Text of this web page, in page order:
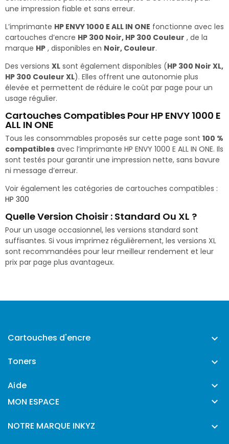
une impression fiable et sans erreur.
L’imprimante HP ENVY 1000 E ALL IN ONE fonctionne avec les
cartouches d’encre HP 300 Noir, HP 300 Couleur , de la
marque HP , disponibles en Noir, Couleur.
Des versions XL sont également disponibles (HP 300 Noir XL,
HP 300 Couleur XL). Elles offrent une autonomie plus
élevée et permettent de réduire le coût par page pour un
usage régulier.
Cartouches Compatibles Pour HP ENVY 1000 E
ALL IN ONE
Tous les consommables proposés sur cette page sont 100 %
compatibles avec l’imprimante HP ENVY 1000 E ALL IN ONE. Ils
sont testés pour garantir une impression nette, sans bavure
ni message d’erreur.
Voir également les catégories de cartouches compatibles :
HP 300
Quelle Version Choisir : Standard Ou XL ?
Pour un usage occasionnel, les versions standard sont
suffisantes. Si vous imprimez régulièrement, les versions XL
sont recommandées pour leur meilleur rendement et leur
prix par page plus avantageux.
Cartouches d'encre 
Toners 
Aide 
MON ESPACE 
NOTRE MARQUE INKYZ 